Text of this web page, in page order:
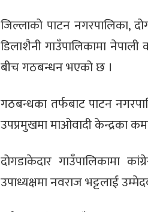
जिल्लाको पाटन नगरपालिका,
डिलाशैनी गाउँपालिकामा
बीच गठबन्धन भएको छ ।
गठबन्धका तर्फबाट पाटन
उपप्रमुखमा माओवादी केन्द्रका
दोगडाकेदार गाउँपालिकामा
उपाध्यक्षमा नवराज भट्टलाई